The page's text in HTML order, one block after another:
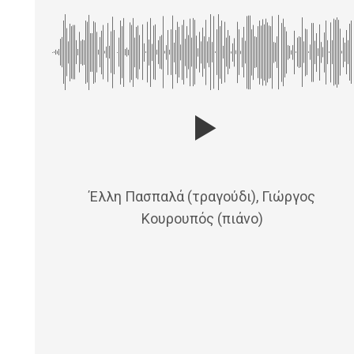
Έλλη Πασπαλά (τραγούδι), Γιώργος
Κουρουπός (πιάνο)